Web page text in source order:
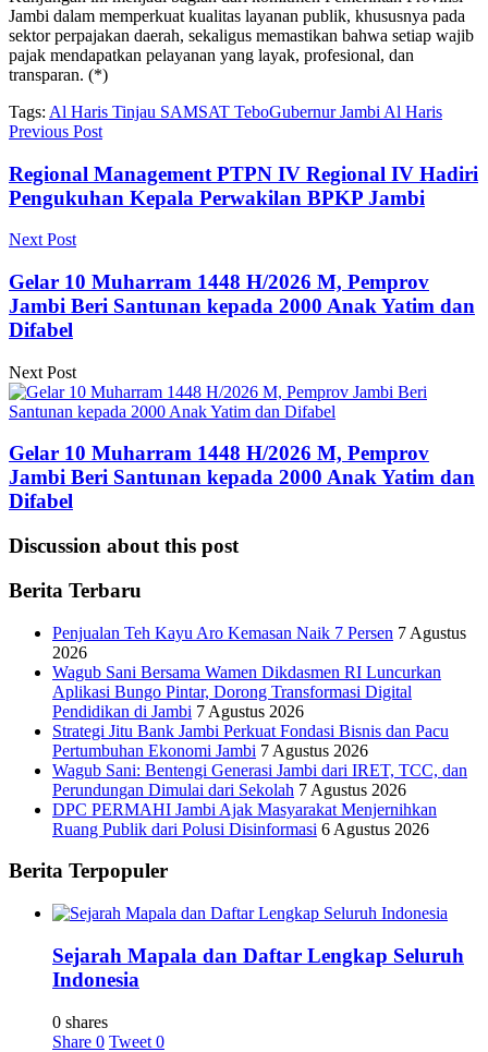
Jambi dalam memperkuat kualitas layanan publik, khususnya pada
sektor perpajakan daerah, sekaligus memastikan bahwa setiap wajib
pajak mendapatkan pelayanan yang layak, profesional, dan
transparan. (*)
Tags: Al Haris Tinjau SAMSAT TeboGubernur Jambi Al Haris
Previous Post
Regional Management PTPN IV Regional IV Hadiri
Pengukuhan Kepala Perwakilan BPKP Jambi
Next Post
Gelar 10 Muharram 1448 H/2026 M, Pemprov
Jambi Beri Santunan kepada 2000 Anak Yatim dan
Difabel
Next Post
Gelar 10 Muharram 1448 H/2026 M, Pemprov
Jambi Beri Santunan kepada 2000 Anak Yatim dan
Difabel
Discussion about this post
Berita Terbaru
Penjualan Teh Kayu Aro Kemasan Naik 7 Persen 7 Agustus
2026
Wagub Sani Bersama Wamen Dikdasmen RI Luncurkan
Aplikasi Bungo Pintar, Dorong Transformasi Digital
Pendidikan di Jambi 7 Agustus 2026
Strategi Jitu Bank Jambi Perkuat Fondasi Bisnis dan Pacu
Pertumbuhan Ekonomi Jambi 7 Agustus 2026
Wagub Sani: Bentengi Generasi Jambi dari IRET, TCC, dan
Perundungan Dimulai dari Sekolah 7 Agustus 2026
DPC PERMAHI Jambi Ajak Masyarakat Menjernihkan
Ruang Publik dari Polusi Disinformasi 6 Agustus 2026
Berita Terpopuler
Sejarah Mapala dan Daftar Lengkap Seluruh
Indonesia
0 shares
Share 0 Tweet 0